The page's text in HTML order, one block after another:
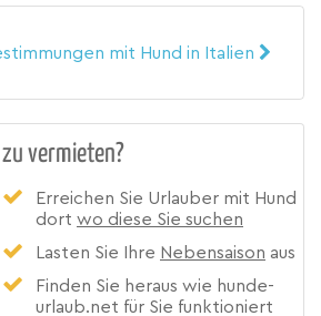
mit Hund in Italien
vermieten?
Erreichen Sie Urlauber mit Hund
dort wo diese Sie suchen
Lasten Sie Ihre Nebensaison aus
Finden Sie heraus wie hunde-
urlaub.net für Sie funktioniert